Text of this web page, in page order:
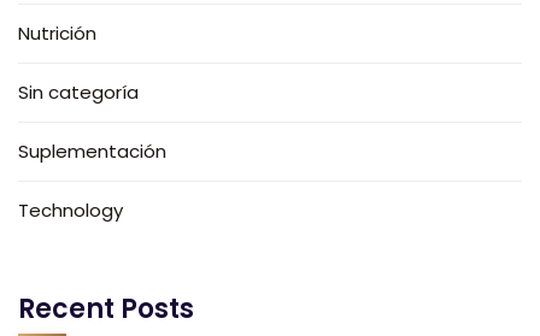
Nutrición
Sin categoría
Suplementación
Technology
Recent Posts